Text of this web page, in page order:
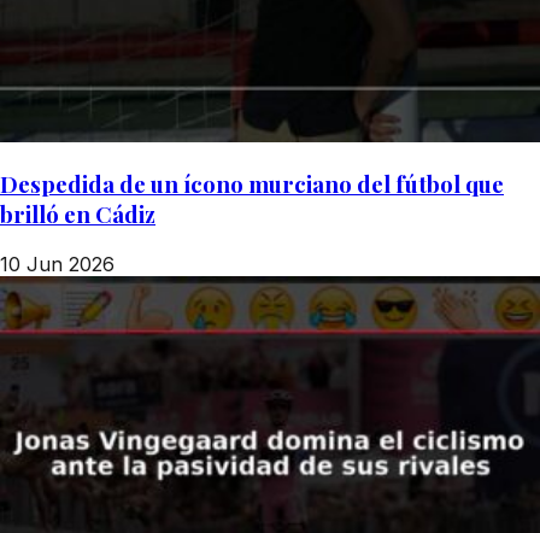
Despedida de un ícono murciano del fútbol que
brilló en Cádiz
10 Jun 2026